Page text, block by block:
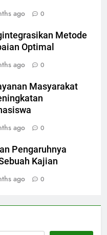
ago 0
Metode
Optimal
ago 0
Masyarakat
ago 0
Pengaruhnya
Kajian
ago 0